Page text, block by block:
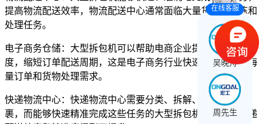
提高物流配送效率，物流配送中心通常面临大量货物的分拣和
处理任务。
电子商务仓储：大型拆包机可以帮助电商企业提升订单处理速
度，缩短订单配送周期，这是电子商务行业快速发展带来的海
量订单和货物处理需求。
快递物流中心：快递物流中心需要分类、拆解、分拣大量包
裹，而能够快速精准完成这些任务的大型拆包机，更是让快递
在线客服
吴晚舟
周先生